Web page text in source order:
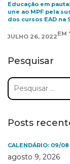
Educação em pauta:
une ao MPF pela
dos cursos EAD na
JULHO 26, 2022EM
Pesquisar
Pesquisar
por:
Posts
CALENDÁRIO: 09/
agosto 9, 2026